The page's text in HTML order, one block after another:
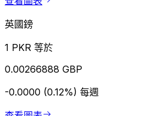
英國鎊
1 PKR 等於
0.00266888 GBP
-0.0000 (0.12%) 每週